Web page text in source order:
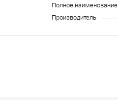
Полное наименование
Производитель